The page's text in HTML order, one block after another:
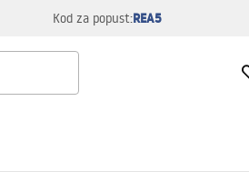
Kod za popust:REA5